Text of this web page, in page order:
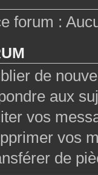
forum :
de
aux
vos
vos
de